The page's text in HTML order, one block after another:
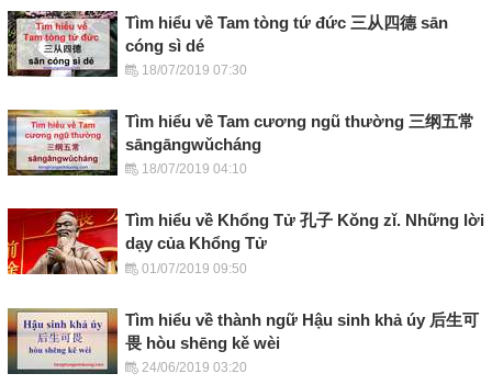
Tìm hiểu về Tam tòng tứ đức 三从四德 sān
cóng sì dé
18/07/2019 07:30
Tìm hiểu về Tam cương ngũ thường 三纲五常
sāngāngwǔcháng
18/07/2019 04:10
Tìm hiểu về Khổng Tử 孔子 Kǒng zǐ. Những lời
dạy của Khổng Tử
01/07/2019 09:50
Tìm hiểu về thành ngữ Hậu sinh khả úy 后生可
畏 hòu shēng kě wèi
24/06/2019 03:20